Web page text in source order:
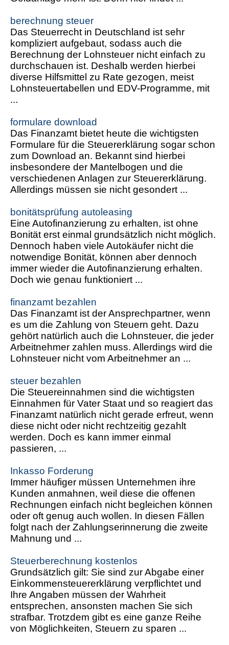
berechnung steuer
Das Steuerrecht in Deutschland ist sehr
kompliziert aufgebaut, sodass auch die
Berechnung der Lohnsteuer nicht einfach zu
durchschauen ist. Deshalb werden hierbei
diverse Hilfsmittel zu Rate gezogen, meist
Lohnsteuertabellen und EDV-Programme, mit
...
formulare download
Das Finanzamt bietet heute die wichtigsten
Formulare für die Steuererklärung sogar schon
zum Download an. Bekannt sind hierbei
insbesondere der Mantelbogen und die
verschiedenen Anlagen zur Steuererklärung.
Allerdings müssen sie nicht gesondert ...
bonitätsprüfung autoleasing
Eine Autofinanzierung zu erhalten, ist ohne
Bonität erst einmal grundsätzlich nicht möglich.
Dennoch haben viele Autokäufer nicht die
notwendige Bonität, können aber dennoch
immer wieder die Autofinanzierung erhalten.
Doch wie genau funktioniert ...
finanzamt bezahlen
Das Finanzamt ist der Ansprechpartner, wenn
es um die Zahlung von Steuern geht. Dazu
gehört natürlich auch die Lohnsteuer, die jeder
Arbeitnehmer zahlen muss. Allerdings wird die
Lohnsteuer nicht vom Arbeitnehmer an ...
steuer bezahlen
Die Steuereinnahmen sind die wichtigsten
Einnahmen für Vater Staat und so reagiert das
Finanzamt natürlich nicht gerade erfreut, wenn
diese nicht oder nicht rechtzeitig gezahlt
werden. Doch es kann immer einmal
passieren, ...
Inkasso Forderung
Immer häufiger müssen Unternehmen ihre
Kunden anmahnen, weil diese die offenen
Rechnungen einfach nicht begleichen können
oder oft genug auch wollen. In diesen Fällen
folgt nach der Zahlungserinnerung die zweite
Mahnung und ...
Steuerberechnung kostenlos
Grundsätzlich gilt: Sie sind zur Abgabe einer
Einkommensteuererklärung verpflichtet und
Ihre Angaben müssen der Wahrheit
entsprechen, ansonsten machen Sie sich
strafbar. Trotzdem gibt es eine ganze Reihe
von Möglichkeiten, Steuern zu sparen ...